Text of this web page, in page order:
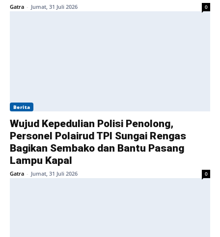
Gatra - Jumat, 31 Juli 2026 0
Berita
Wujud Kepedulian Polisi Penolong,
Personel Polairud TPI Sungai Rengas
Bagikan Sembako dan Bantu Pasang
Lampu Kapal
Gatra - Jumat, 31 Juli 2026 0